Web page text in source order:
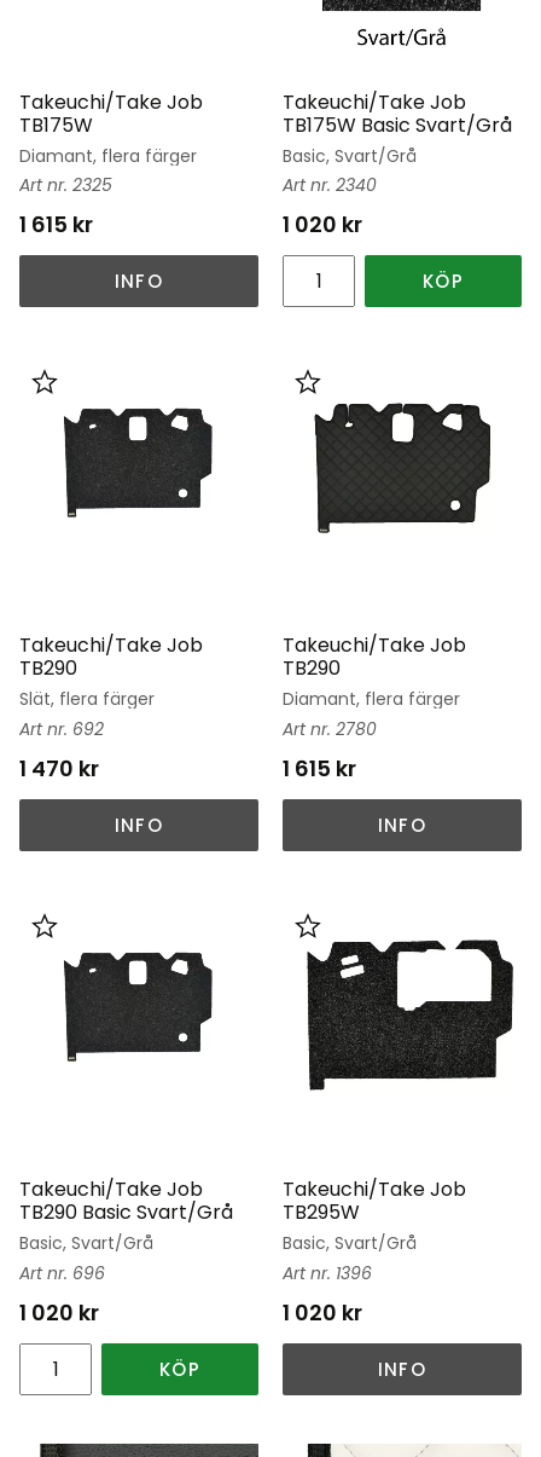
Takeuchi/Take Job
TB175W
Diamant, flera färger
2325
1 615 kr
INFO
Takeuchi/Take Job
TB175W Basic Svart/Grå
Basic, Svart/Grå
2340
1 020 kr
KÖP
Takeuchi/Take Job
TB290
Slät, flera färger
692
1 470 kr
Lägg till i favoriter
INFO
Takeuchi/Take Job
TB290
Diamant, flera färger
2780
1 615 kr
Lägg till i favoriter
INFO
Takeuchi/Take Job
TB290 Basic Svart/Grå
Basic, Svart/Grå
696
1 020 kr
Lägg till i favoriter
KÖP
Takeuchi/Take Job
TB295W
Basic, Svart/Grå
1396
1 020 kr
Lägg till i favoriter
INFO